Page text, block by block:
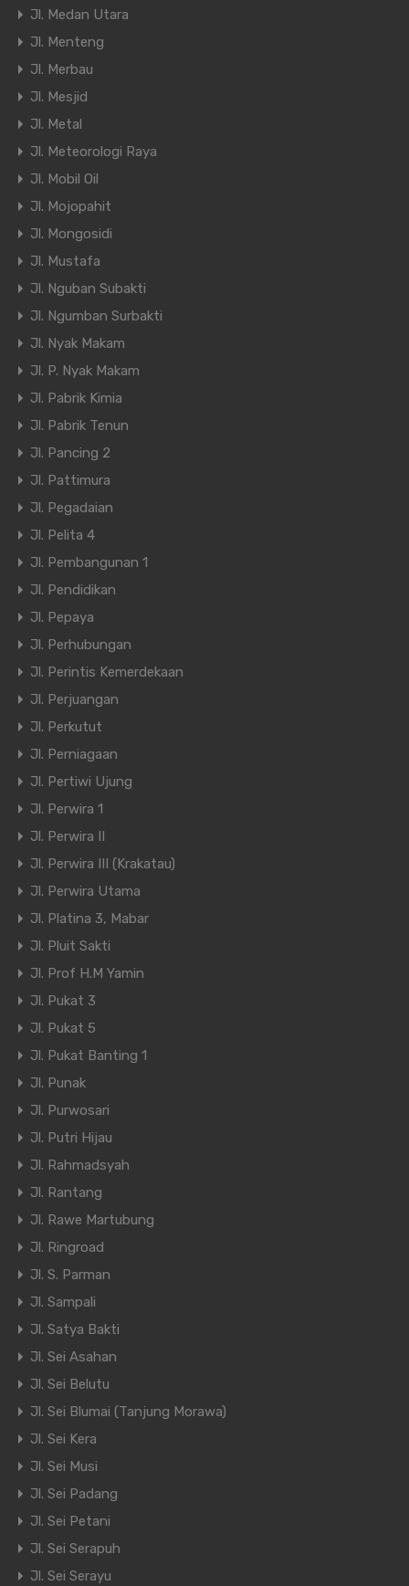
Jl. Medan Utara
Jl. Menteng
Jl. Merbau
Jl. Mesjid
Jl. Metal
Jl. Meteorologi Raya
Jl. Mobil Oil
Jl. Mojopahit
Jl. Mongosidi
Jl. Mustafa
Jl. Nguban Subakti
Jl. Ngumban Surbakti
Jl. Nyak Makam
Jl. P. Nyak Makam
Jl. Pabrik Kimia
Jl. Pabrik Tenun
Jl. Pancing 2
Jl. Pattimura
Jl. Pegadaian
Jl. Pelita 4
Jl. Pembangunan 1
Jl. Pendidikan
Jl. Pepaya
Jl. Perhubungan
Jl. Perintis Kemerdekaan
Jl. Perjuangan
Jl. Perkutut
Jl. Perniagaan
Jl. Pertiwi Ujung
Jl. Perwira 1
Jl. Perwira II
Jl. Perwira III (Krakatau)
Jl. Perwira Utama
Jl. Platina 3, Mabar
Jl. Pluit Sakti
Jl. Prof H.M Yamin
Jl. Pukat 3
Jl. Pukat 5
Jl. Pukat Banting 1
Jl. Punak
Jl. Purwosari
Jl. Putri Hijau
Jl. Rahmadsyah
Jl. Rantang
Jl. Rawe Martubung
Jl. Ringroad
Jl. S. Parman
Jl. Sampali
Jl. Satya Bakti
Jl. Sei Asahan
Jl. Sei Belutu
Jl. Sei Blumai (Tanjung Morawa)
Jl. Sei Kera
Jl. Sei Musi
Jl. Sei Padang
Jl. Sei Petani
Jl. Sei Serapuh
Jl. Sei Serayu